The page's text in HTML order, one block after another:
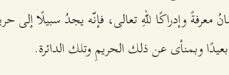
معرفةً وإدراكًا للّهِ تعالى، فإنّه يجدُ سبيلًا إلى
وبمنأى عن ذلك الحريمِ وتلك الدائرة.